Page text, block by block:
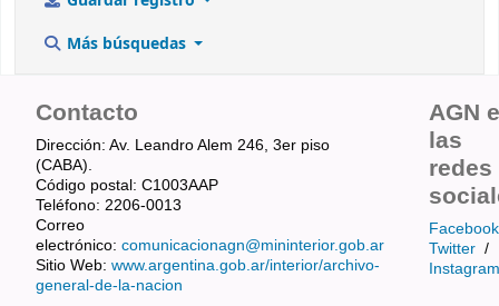
Más búsquedas
Contacto
Dirección: Av. Leandro Alem 246, 3er piso
(CABA).
Código postal: C1003AAP
Teléfono: 2206-0013
Correo
electrónico: comunicacionagn@mininterior.gob.ar
Sitio Web: www.argentina.gob.ar/interior/archivo-
general-de-la-nacion
AGN
las
redes
Facebook
Twitter /
Instagram